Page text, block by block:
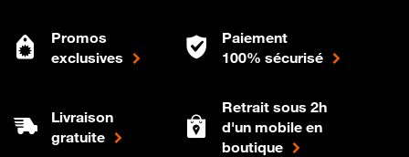
Promos
exclusives
Paiement
100% sécurisé
Livraison
gratuite
Retrait sous 2h
d'un mobile en
boutique